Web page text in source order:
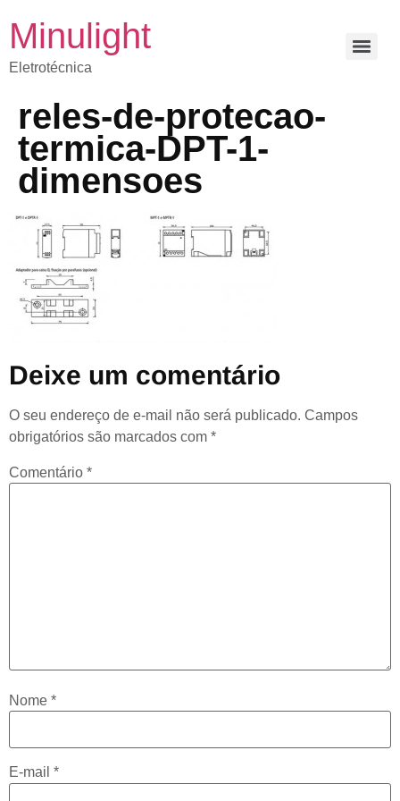
Minulight
Eletrotécnica
reles-de-protecao-
termica-DPT-1-
dimensoes
Deixe um comentário
O seu endereço de e-mail não será publicado. Campos
obrigatórios são marcados com *
Comentário *
Nome *
E-mail *